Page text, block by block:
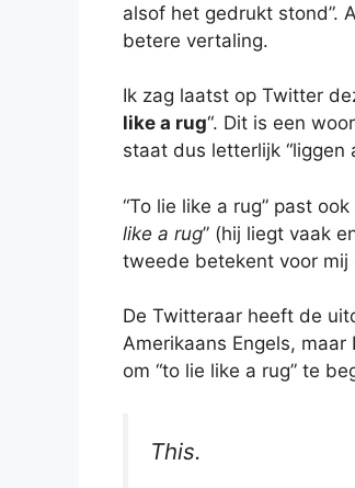
alsof het gedrukt stond”.
betere vertaling.
Ik zag laatst op Twitter
like a rug“. Dit is een
staat dus letterlijk “liggen
“To lie like a rug” past
like a rug” (hij liegt vaak
tweede betekent voor mij
De Twitteraar heeft de
Amerikaans Engels,
om “to lie like a rug” te
This.